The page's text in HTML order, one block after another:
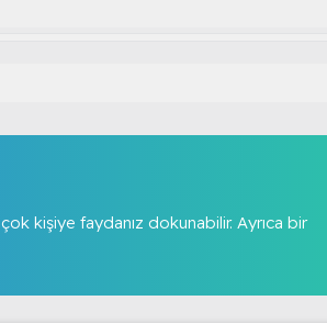
kişiye faydanız dokunabilir. Ayrıca bir